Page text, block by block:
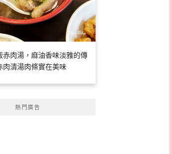
赤肉湯，麻油香味淡雅的傳
肉清湯肉條實在美味
熱門廣告